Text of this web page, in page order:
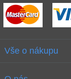
Vše o nákupu
Obchodní podmínky